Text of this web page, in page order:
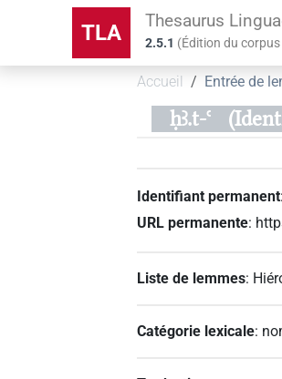
TLA Thesaurus
2.5.1 (Édition du
Accueil Entrée de
ḥꜣ.t-ꜥ
Identifiant permanent:
URL permanente:
Liste de lemmes:
Catégorie lexicale: